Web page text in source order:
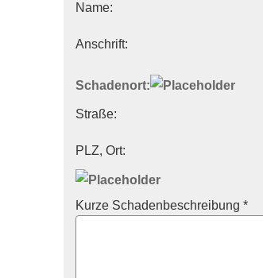
Name:
Anschrift:
Schadenort:
Straße:
PLZ, Ort:
Kurze Schadenbeschreibung *